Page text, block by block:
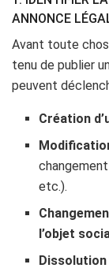
ANNONCE
Avant toute
tenu de publier
peuvent
Création
etc.).
l’objet